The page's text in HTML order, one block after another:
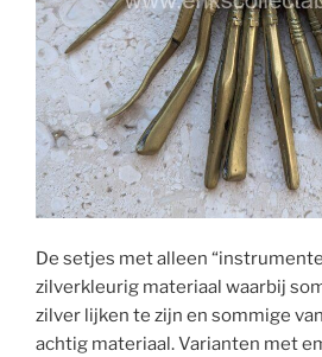
De setjes met alleen
zilverkleurig materiaal waarbij
zilver lijken te zijn en sommige
achtig materiaal. Varianten met